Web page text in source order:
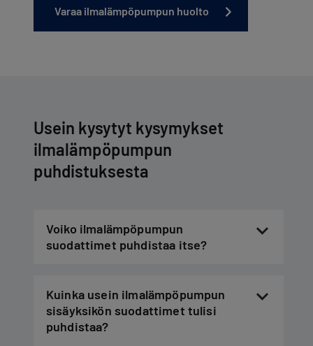
Varaa ilmalämpöpumpun huolto
Usein kysytyt kysymykset
ilmalämpöpumpun
puhdistuksesta
Voiko ilmalämpöpumpun
suodattimet puhdistaa itse?
Kuinka usein ilmalämpöpumpun
sisäyksikön suodattimet tulisi
puhdistaa?